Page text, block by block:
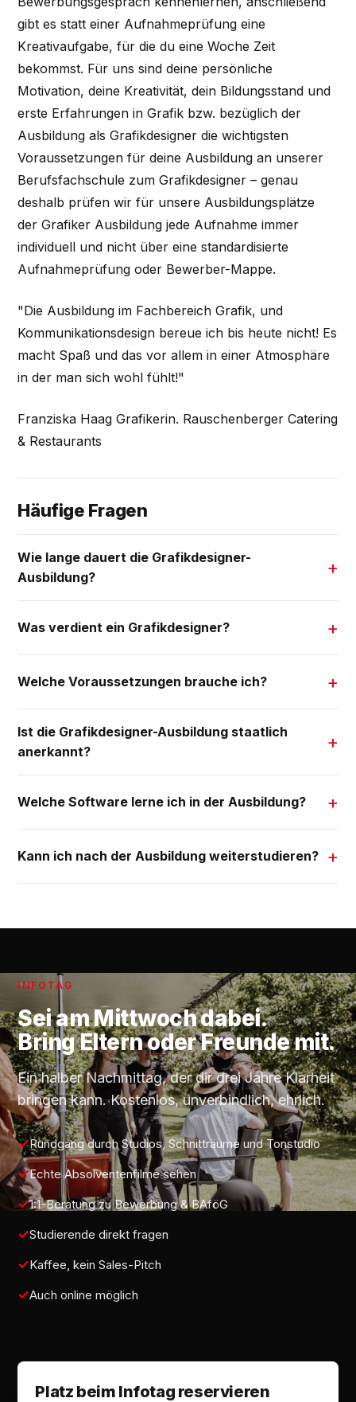
gibt es statt einer Aufnahmeprüfung eine
Kreativaufgabe, für die du eine Woche Zeit
bekommst. Für uns sind deine persönliche
Motivation, deine Kreativität, dein Bildungsstand und
erste Erfahrungen in Grafik bzw. bezüglich der
Ausbildung als Grafikdesigner die wichtigsten
Voraussetzungen für deine Ausbildung an unserer
Berufsfachschule zum Grafikdesigner – genau
deshalb prüfen wir für unsere Ausbildungsplätze
der Grafiker Ausbildung jede Aufnahme immer
individuell und nicht über eine standardisierte
Aufnahmeprüfung oder Bewerber-Mappe.
"Die Ausbildung im Fachbereich Grafik, und
Kommunikationsdesign bereue ich bis heute nicht! Es
macht Spaß und das vor allem in einer Atmosphäre
in der man sich wohl fühlt!"
Franziska Haag Grafikerin. Rauschenberger Catering
& Restaurants
Häufige Fragen
Wie lange dauert die Grafikdesigner-
Ausbildung?
Was verdient ein Grafikdesigner?
Welche Voraussetzungen brauche ich?
Ist die Grafikdesigner-Ausbildung staatlich
anerkannt?
Welche Software lerne ich in der Ausbildung?
Kann ich nach der Ausbildung weiterstudieren?
INFOTAG
Sei amMittwochdabei.
Bring Eltern oder Freunde mit.
Ein halber Nachmittag, der dir drei Jahre Klarheit
bringen kann. Kostenlos, unverbindlich, ehrlich.
Rundgang durch Studios, Schnitträume und Tonstudio
Echte Absolventenfilme sehen
1:1-Beratung zu Bewerbung & BAföG
Studierende direkt fragen
Kaffee, kein Sales-Pitch
Auch online möglich
Platz beim Infotag reservieren